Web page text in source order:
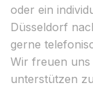
oder ein
Düsseldorf
gerne
Wir freuen uns
unterstützen